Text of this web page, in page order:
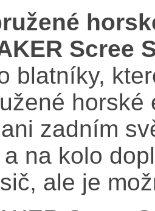
Scree
blatníky,
zadním
na kolo
ale je